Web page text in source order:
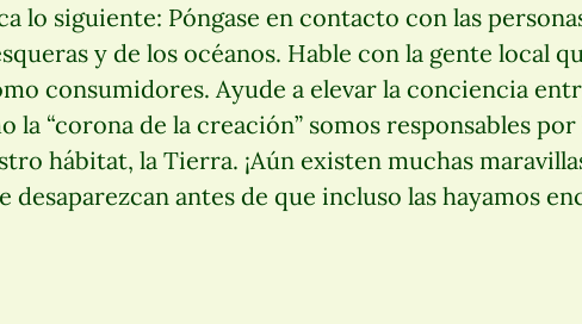
lo siguiente: Póngase en contacto con las
y de los océanos. Hable con la gente local
consumidores. Ayude a elevar la conciencia
la “corona de la creación” somos responsables
hábitat, la Tierra. ¡Aún existen muchas
desaparezcan antes de que incluso las hayamos